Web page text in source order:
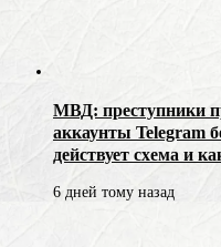
МВД: преступники
аккаунты Telegram
действует схема и
6 дней тому назад